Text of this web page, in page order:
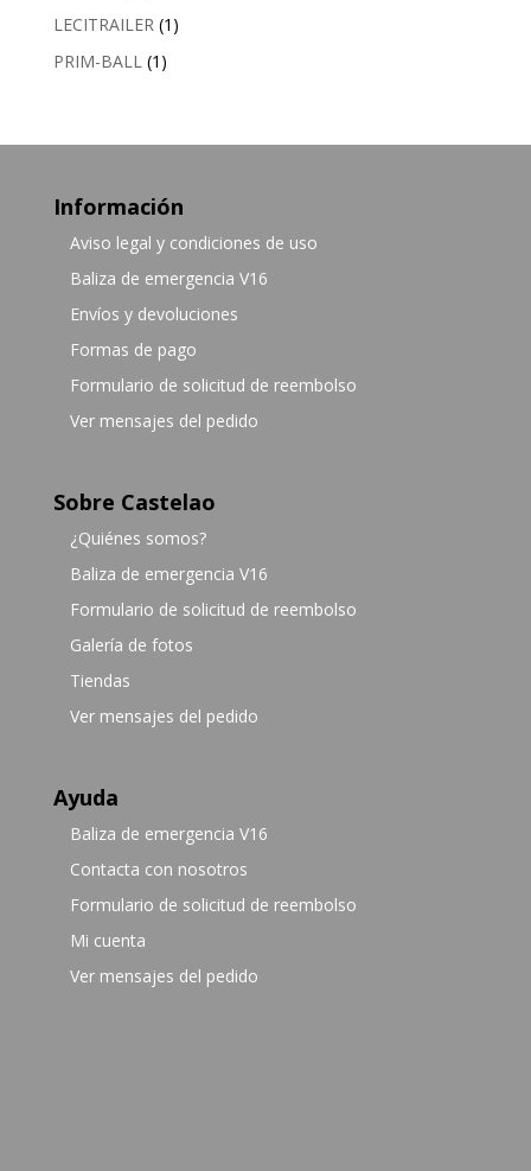
LECITRAILER (1)
PRIM-BALL (1)
Información
Aviso legal y condiciones de uso
Baliza de emergencia V16
Envíos y devoluciones
Formas de pago
Formulario de solicitud de reembolso
Ver mensajes del pedido
Sobre Castelao
¿Quiénes somos?
Baliza de emergencia V16
Formulario de solicitud de reembolso
Galería de fotos
Tiendas
Ver mensajes del pedido
Ayuda
Baliza de emergencia V16
Contacta con nosotros
Formulario de solicitud de reembolso
Mi cuenta
Ver mensajes del pedido